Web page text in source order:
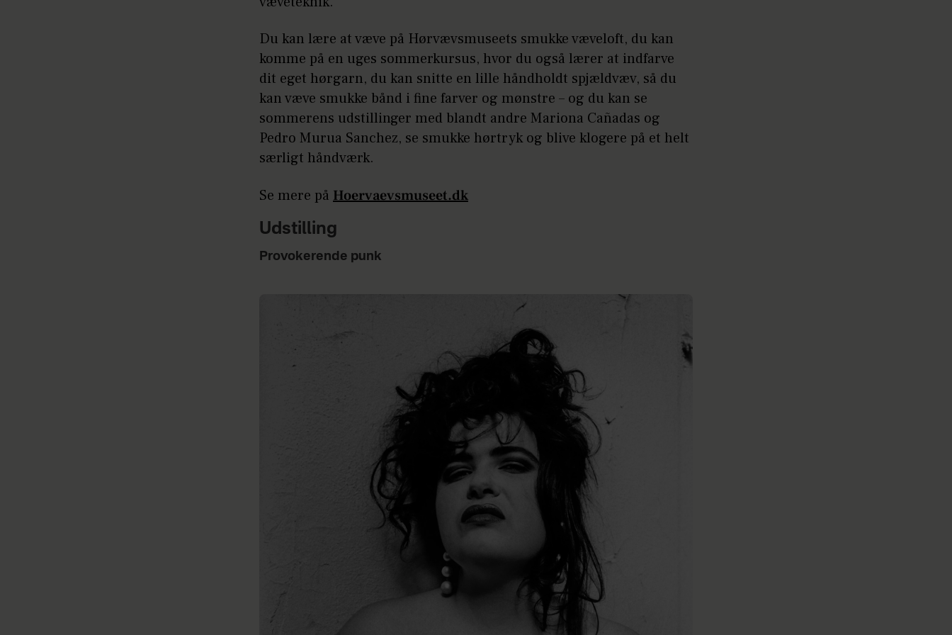
Du kan lære at væve på Hørvævsmuseets smukke væveloft, du kan
komme på en uges sommerkursus, hvor du også lærer at indfarve
dit eget hørgarn, du kan snitte en lille håndholdt spjældvæv, så du
kan væve smukke bånd i fine farver og mønstre – og du kan se
sommerens udstillinger med blandt andre Mariona Cañadas og
Pedro Murua Sanchez, se smukke hørtryk og blive klogere på et helt
særligt håndværk.
Se mere på Hoervaevsmuseet.dk
Udstilling
Provokerende punk